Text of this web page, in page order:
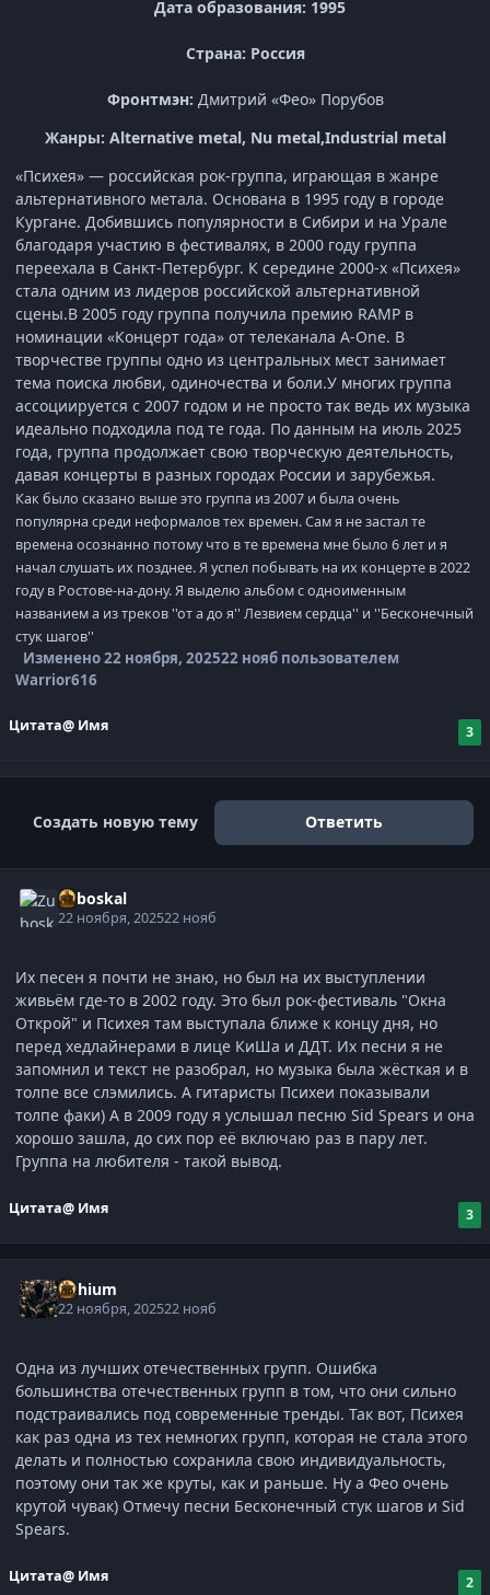
Дата образования: 1995
Страна: Россия
Фронтмэн: Дмитрий «Фео» Порубов
Жанры: Alternative metal, Nu metal,Industrial metal
«Психея» — российская рок-группа, играющая в жанре
альтернативного метала. Основана в 1995 году в городе
Кургане. Добившись популярности в Сибири и на Урале
благодаря участию в фестивалях, в 2000 году группа
переехала в Санкт-Петербург. К середине 2000-х «Психея»
стала одним из лидеров российской альтернативной
сцены.В 2005 году группа получила премию RAMP в
номинации «Концерт года» от телеканала A-One. В
творчестве группы одно из центральных мест занимает
тема поиска любви, одиночества и боли.У многих группа
ассоциируется с 2007 годом и не просто так ведь их музыка
идеально подходила под те года. По данным на июль 2025
года, группа продолжает свою творческую деятельность,
давая концерты в разных городах России и зарубежья.
Как было сказано выше это группа из 2007 и была очень
популярна среди неформалов тех времен. Сам я не застал те
времена осознанно потому что в те времена мне было 6 лет и я
начал слушать их позднее. Я успел побывать на их концерте в 2022
году в Ростове-на-дону. Я выделю альбом с одноименным
названием а из треков ''от а до я'' Лезвием сердца'' и ''Бесконечный
стук шагов''
Изменено22 ноября, 202522 ноябпользователем
Warrior616
Цитата@ Имя 3
Создать новую тему Ответить
Zuboskal
22 ноября, 202522 нояб
Их песен я почти не знаю, но был на их выступлении
живьём где-то в 2002 году. Это был рок-фестиваль "Окна
Открой" и Психея там выступала ближе к концу дня, но
перед хедлайнерами в лице КиШа и ДДТ. Их песни я не
запомнил и текст не разобрал, но музыка была жёсткая и в
толпе все слэмились. А гитаристы Психеи показывали
толпе факи) А в 2009 году я услышал песню Sid Spears и она
хорошо зашла, до сих пор её включаю раз в пару лет.
Группа на любителя - такой вывод.
Цитата@ Имя 3
Lithium
22 ноября, 202522 нояб
Одна из лучших отечественных групп. Ошибка
большинства отечественных групп в том, что они сильно
подстраивались под современные тренды. Так вот, Психея
как раз одна из тех немногих групп, которая не стала этого
делать и полностью сохранила свою индивидуальность,
поэтому они так же круты, как и раньше. Ну а Фео очень
крутой чувак) Отмечу песни Бесконечный стук шагов и Sid
Spears.
Цитата@ Имя 2